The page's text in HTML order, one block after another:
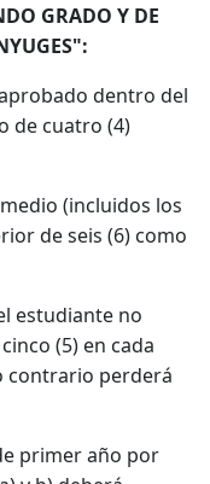
GRADO Y DE
dentro del
de cuatro (4)
(incluidos los
de seis (6) como
estudiante no
(5) en cada
contrario perderá
primer año por